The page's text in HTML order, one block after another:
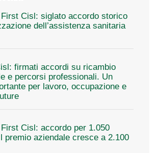
Cisl: siglato accordo storico
dell’assistenza sanitaria
firmati accordi su ricambio
e percorsi professionali. Un
per lavoro, occupazione e
Cisl: accordo per 1.050
premio aziendale cresce a 2.100